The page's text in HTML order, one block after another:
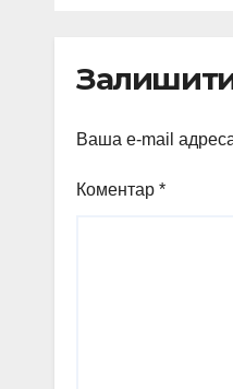
Залишити
Ваша e-mail
Коментар *